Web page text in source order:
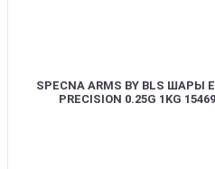
SPECNA ARMS BY BLS ШАРЫ
PRECISION 0.25G 1KG 15469